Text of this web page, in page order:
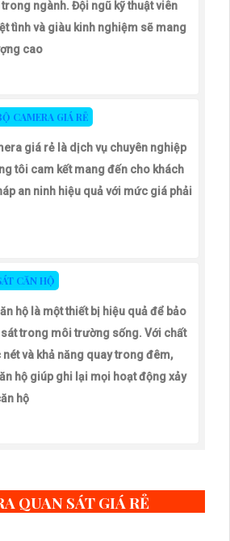
ngành. Đội ngũ kỹ thuật viên
tình và giàu kinh nghiệm sẽ mang
cao
CAMERA GIÁ RẺ
giá rẻ là dịch vụ chuyên nghiệp
tôi cam kết mang đến cho khách
an ninh hiệu quả với mức giá phải
CĂN HỘ
hộ là một thiết bị hiệu quả để bảo
trong môi trường sống. Với chất
và khả năng quay trong đêm,
hộ giúp ghi lại mọi hoạt động xảy
hộ
QUAN SÁT GIÁ RẺ